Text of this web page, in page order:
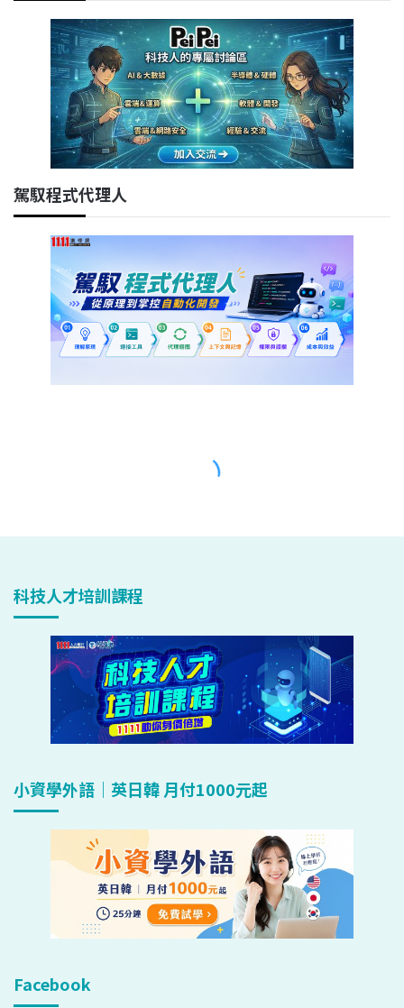
駕馭程式代理人
科技人才培訓課程
小資學外語｜英日韓 月付1000元起
Facebook